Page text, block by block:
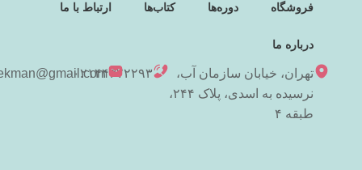
فروشگاه دوره‌ها کتاب‌ها ارتباط با ما
درباره ما
تهران، خیابان سازمان آب،
نرسیده به اسدی، پلاک ۲۴۴،
طبقه ۴
۰۲۱۴۴۳۷۲۲۹۳